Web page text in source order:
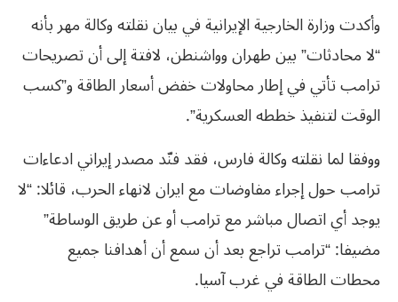
وأكدت وزارة الخارجية الإيرانية في بيان نقلته وكالة مهر بأنه
“لا محادثات” بين طهران وواشنطن، لافتة إلى أن تصريحات
ترامب تأتي في إطار محاولات خفض أسعار الطاقة و”كسب
الوقت لتنفيذ خططه العسكرية”.
ووفقا لما نقلته وكالة فارس، فقد فنّد مصدر إيراني ادعاءات
ترامب حول إجراء مفاوضات مع ايران لانهاء الحرب، قائلا: “لا
يوجد أي اتصال مباشر مع ترامب أو عن طريق الوساطة”
مضيفا: “ترامب تراجع بعد أن سمع أن أهدافنا جميع
محطات الطاقة في غرب آسيا.